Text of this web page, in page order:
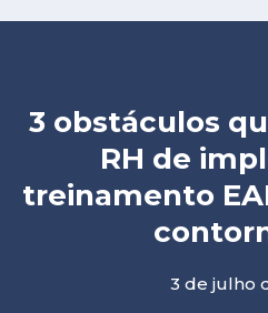
3 obstáculos
RH de
treinamento
3 de julho